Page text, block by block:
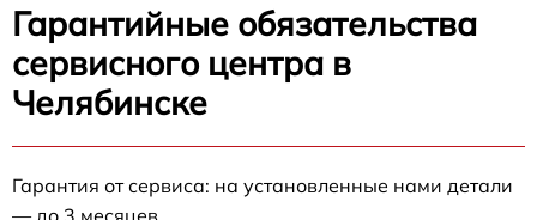
Гарантийные обязательства
сервисного центра в
Челябинске
Гарантия от сервиса: на установленные нами детали
— до 3 месяцев.